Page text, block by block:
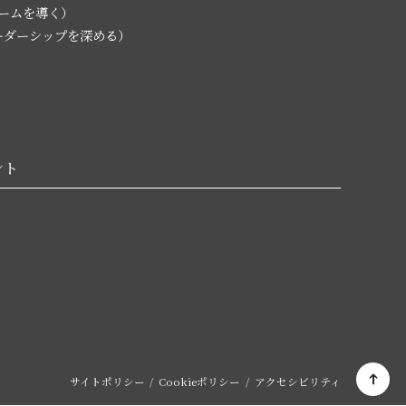
を導く）
ーシップを深める）
サイトポリシー Cookieポリシー アクセシビリティ